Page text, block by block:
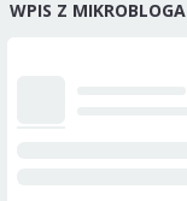
WPIS Z MIKROBLOGA